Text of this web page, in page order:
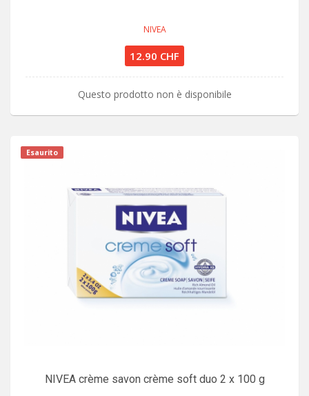
NIVEA
12.90 CHF
Questo prodotto non è disponibile
Esaurito
NIVEA crème savon crème soft duo 2 x 100 g